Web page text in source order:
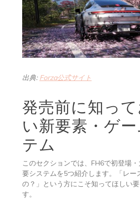
出典: Forza公式サイト
発売前に知っ
い新要素・ゲ
テム
このセクションでは、FH6で初登場
要システムを5つ紹介します。「レー
の？」という方にこそ知ってほしい
す。